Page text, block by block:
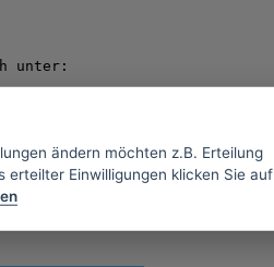
ändern möchten z.B. Erteilung
erteilter Einwilligungen klicken Sie auf